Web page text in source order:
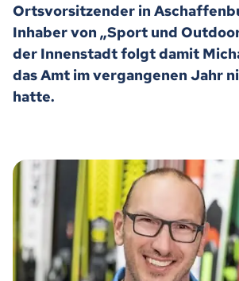
Ortsvorsitzender in
Inhaber von „Sport und
der Innenstadt folgt damit
das Amt im vergangenen Jahr
hatte.